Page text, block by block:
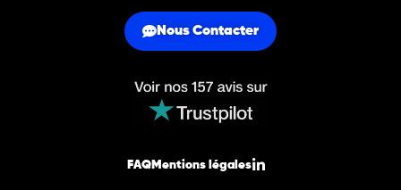
Nous Contacter
FAQ Mentions légales